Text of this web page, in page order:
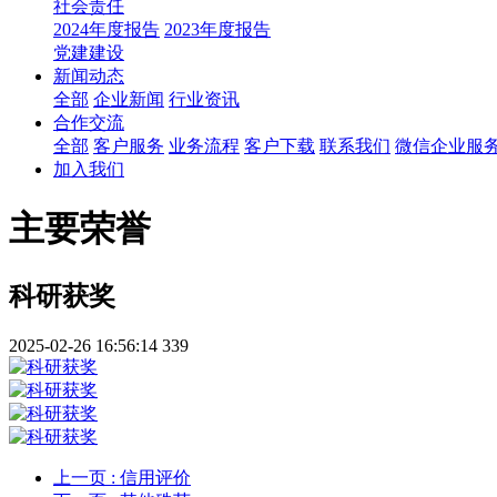
社会责任
2024年度报告 2023年度报告
党建建设
新闻动态
全部 企业新闻 行业资讯
合作交流
全部 客户服务 业务流程 客户下载 联系我们 微信企业服
加入我们
主要荣誉
科研获奖
2025-02-26 16:56:14 339
上一页 : 信用评价